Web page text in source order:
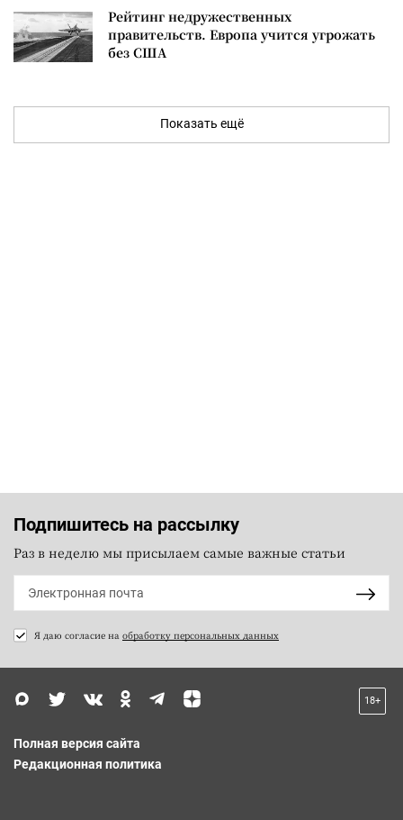
Рейтинг недружественных
правительств. Европа учится угрожать
без США
Показать ещё
Подпишитесь на рассылку
Раз в неделю мы присылаем самые важные статьи
Я даю согласие на обработку персональных данных
18+
Полная версия сайта
Редакционная политика